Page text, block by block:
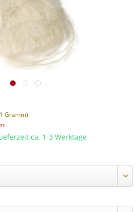
Gramm)
ca. 1-3 Werktage